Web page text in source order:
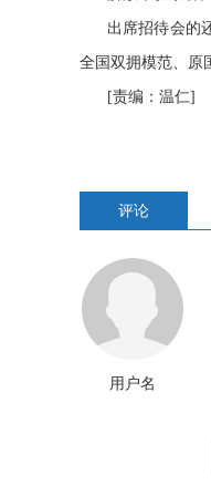
出席招待会的
全国双拥模范、原
[责编：温仁]
评论
用户名